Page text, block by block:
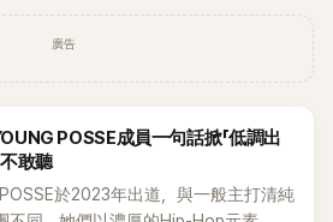
廣告
POSSE成員一句話掀「低調出
敢聽
於2023年出道，與一般主打清純